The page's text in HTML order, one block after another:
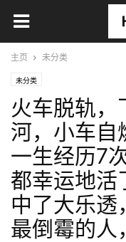
主页 未分类
未分类
火车脱轨，
河，小车
一生经历7
都幸运地活
中了大乐透
最倒霉的